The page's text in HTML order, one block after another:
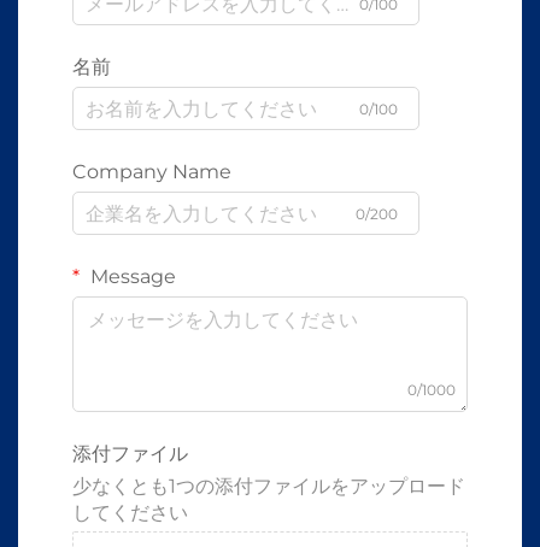
0/100
名前
0/100
Company Name
0/200
Message
0/1000
添付ファイル
少なくとも1つの添付ファイルをアップロード
してください